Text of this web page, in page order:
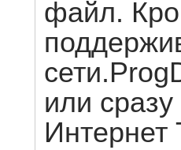
файл.
или
Интернет